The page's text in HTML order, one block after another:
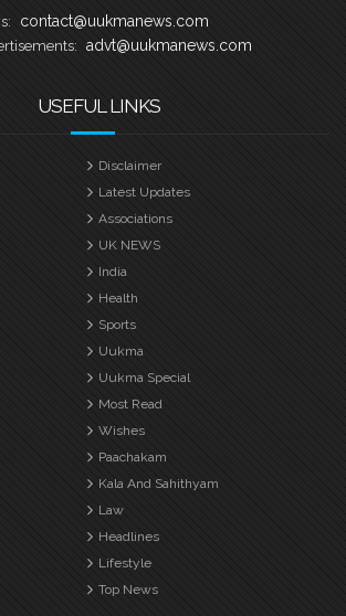
contact@uukmanews.com
advt@uukmanews.com
USEFUL LINKS
Disclaimer
Latest Updates
Associations
UK NEWS
India
Health
Sports
Uukma
Uukma Special
Most Read
Wishes
Paachakam
Kala And Sahithyam
Law
Headlines
Lifestyle
Top News